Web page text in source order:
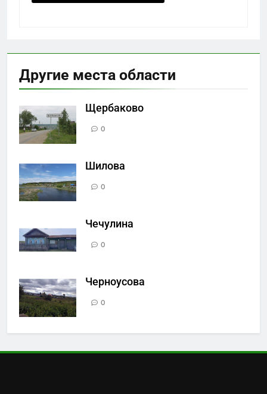
Другие места области
Щербаково
0
Шилова
0
Чечулина
0
Черноусова
0